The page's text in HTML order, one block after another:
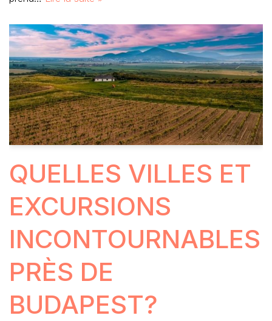
QUELLES VILLES ET
EXCURSIONS
INCONTOURNABLES
PRÈS DE
BUDAPEST?